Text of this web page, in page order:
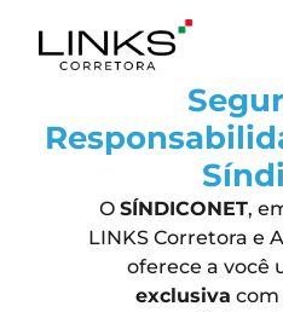
O SÍNDICONET,
LINKS Corretora e
oferece a você
exclusiva com